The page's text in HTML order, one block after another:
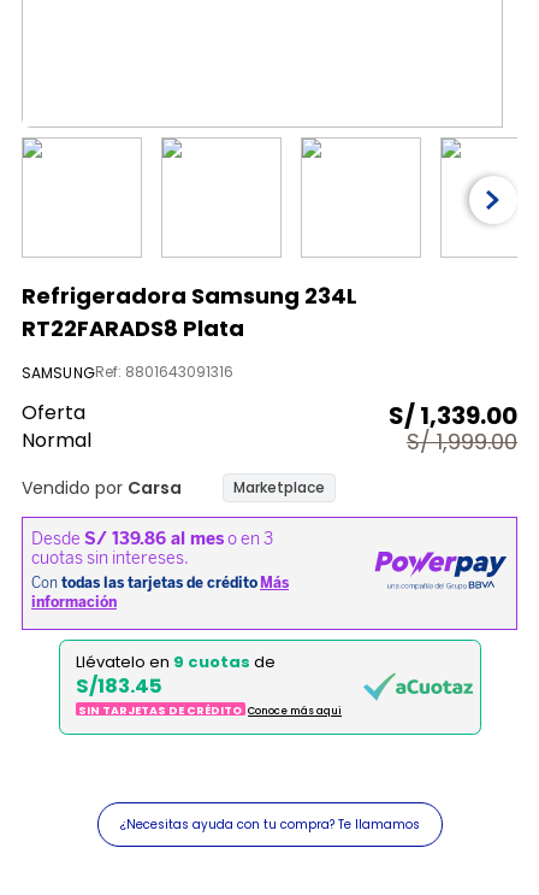
Refrigeradora Samsung 234L
RT22FARADS8 Plata
SAMSUNGRef: 8801643091316
Oferta S/1,339.00
Normal S/1,999.00
Vendido por Carsa Marketplace
Llévatelo en 9 cuotas de
S/183.45
SIN TARJETAS DE CRÉDITO Conoce más aqui
¿Necesitas ayuda con tu compra? Te llamamos